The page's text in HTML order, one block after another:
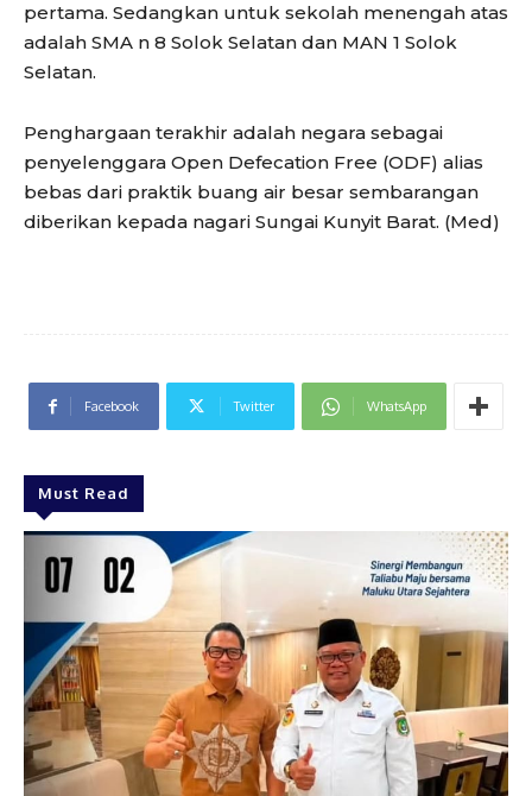
pertama. Sedangkan untuk sekolah menengah atas
adalah SMA n 8 Solok Selatan dan MAN 1 Solok
Selatan.
Penghargaan terakhir adalah negara sebagai
penyelenggara Open Defecation Free (ODF) alias
bebas dari praktik buang air besar sembarangan
diberikan kepada nagari Sungai Kunyit Barat. (Med)
Facebook Twitter WhatsApp
Must Read